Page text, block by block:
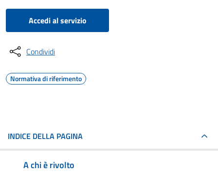
Accedi al servizio
Condividi
Normativa di riferimento
INDICE DELLA PAGINA
A chi è rivolto